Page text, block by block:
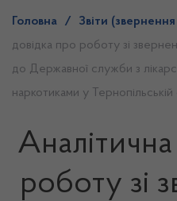
Головна / Звіти
довідка про роботу зі
до Державної служби з
наркотиками у Тернопільській
роботу зі